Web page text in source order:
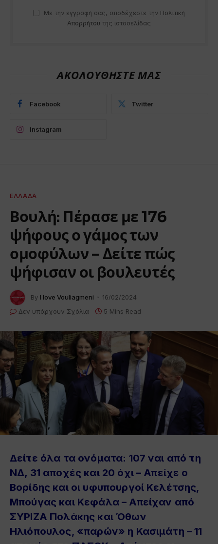
Με την εγγραφή σας, αποδέχεστε την Πολιτική
Απορρήτου της ιστοσελίδας
ΑΚΟΛΟΥΘΗΣΤΕ ΜΑΣ
Facebook Twitter
Instagram
ΕΛΛΆΔΑ
Βουλή: Πέρασε με 176
ψήφους ο γάμος των
ομοφύλων – Δείτε πώς
ψήφισαν οι βουλευτές
By I love Vouliagmeni
16/02/2024
Δεν υπάρχουν Σχόλια
5 Mins Read
Δείτε όλα τα ονόματα: 107 ναι από τη
ΝΔ, 31 αποχές και 20 όχι – Απείχε ο
Βορίδης και οι υφυπουργοί Κελέτσης,
Μπούγας και Κεφάλα – Απείχαν από
ΣΥΡΙΖΑ Πολάκης και Όθων
Ηλιόπουλος, «παρών» η Κασιμάτη – 11